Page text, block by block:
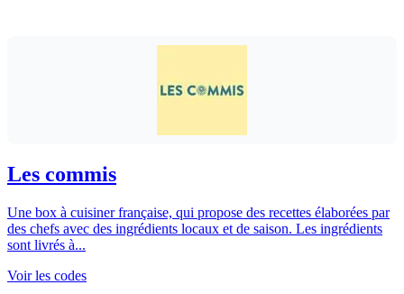
Les commis
Une box à cuisiner française, qui propose des recettes élaborées par
des chefs avec des ingrédients locaux et de saison. Les ingrédients
sont livrés à...
Voir les codes